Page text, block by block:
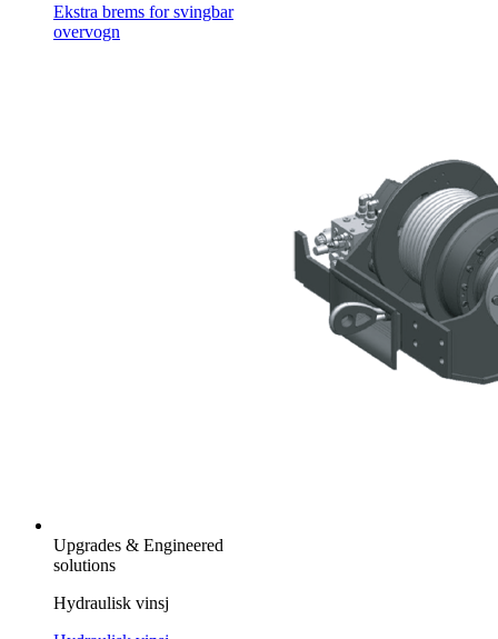
Ekstra brems for svingbar
overvogn
Upgrades & Engineered
solutions
Hydraulisk vinsj